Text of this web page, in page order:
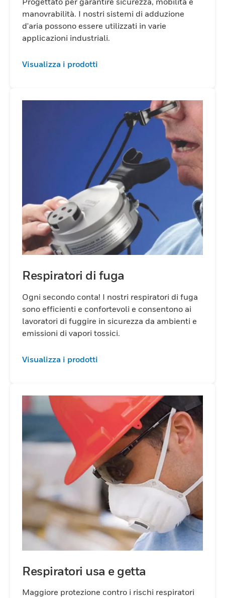
manovrabilità. I nostri sistemi di adduzione
d'aria possono essere utilizzati in varie
applicazioni industriali.
Visualizza i prodotti
Respiratori di fuga
Ogni secondo conta! I nostri respiratori di fuga
sono efficienti e confortevoli e consentono ai
lavoratori di fuggire in sicurezza da ambienti e
emissioni di vapori tossici.
Visualizza i prodotti
Respiratori usa e getta
Maggiore protezione contro i rischi respiratori